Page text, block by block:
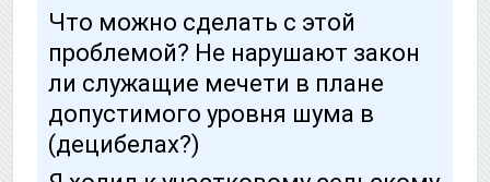
Что можно сделать с этой
проблемой? Не нарушают закон
ли служащие мечети в плане
допустимого уровня шума в
(децибелах?)